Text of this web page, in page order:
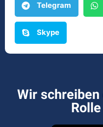
Telegram
Skype
Wir schreiben